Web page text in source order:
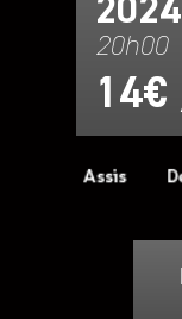
2024
20h00